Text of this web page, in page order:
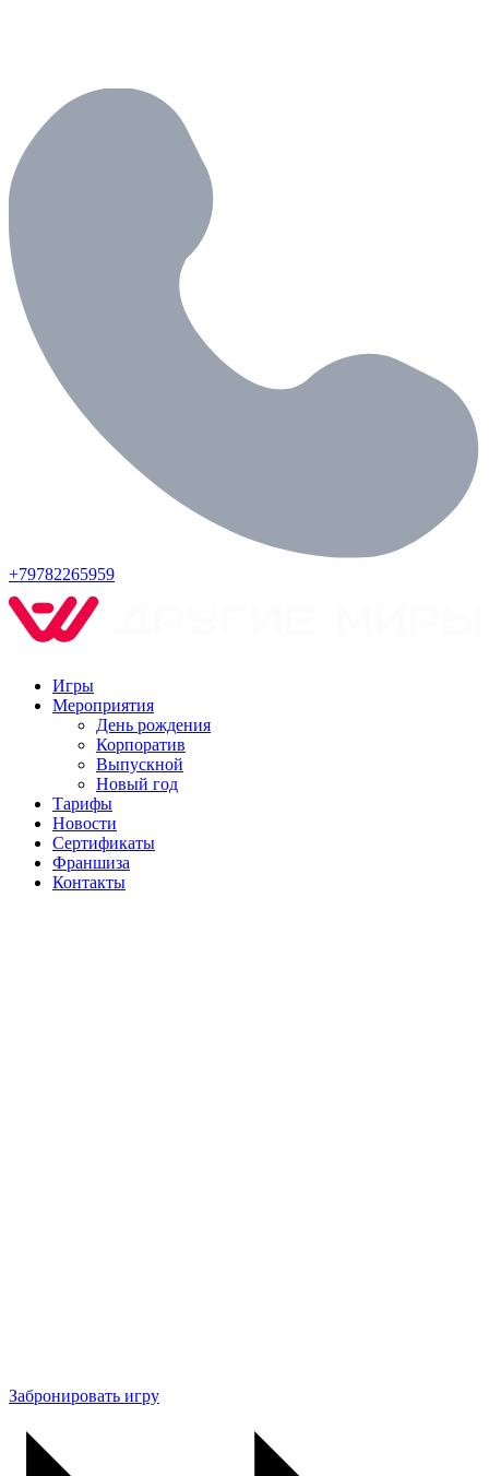
+79782265959
Игры
Мероприятия
День рождения
Корпоратив
Выпускной
Новый год
Тарифы
Новости
Сертификаты
Франшиза
Контакты
Забронировать игру